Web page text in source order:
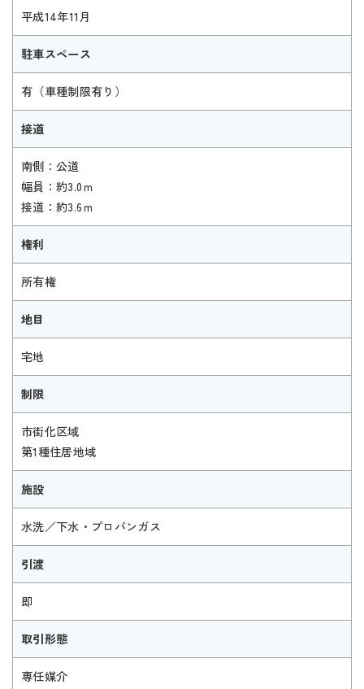
平成14年11月
駐車スペース
有（車種制限有り）
接道
南側：公道
幅員：約3.0ｍ
接道：約3.6ｍ
権利
所有権
地目
宅地
制限
市街化区域
第1種住居地域
施設
水洗／下水・プロパンガス
引渡
即
取引形態
専任媒介